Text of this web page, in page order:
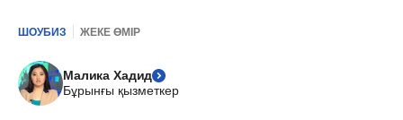
ШОУБИЗ ЖЕКЕ ӨМІР
Малика Хадид
Бұрынғы қызметкер